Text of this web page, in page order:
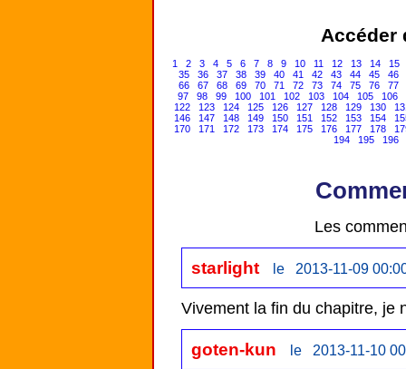
Accéder
1 2 3 4 5 6 7 8 9 10 11 12 13 14
15
35
36 37 38 39 40 41 42 43 44 45
46
66
67 68 69 70 71 72 73 74 75 76
77
97
98 99 100 101 102 103 104 105
106
122
123 124 125 126 127 128 129 130
146
147 148 149 150 151 152 153 154
170
171 172 173 174 175 176 177 178
194
195 196
Les
starlight le 2013-11-09
Vivement la fin du chapitre, je
goten-kun le 2013-11-10